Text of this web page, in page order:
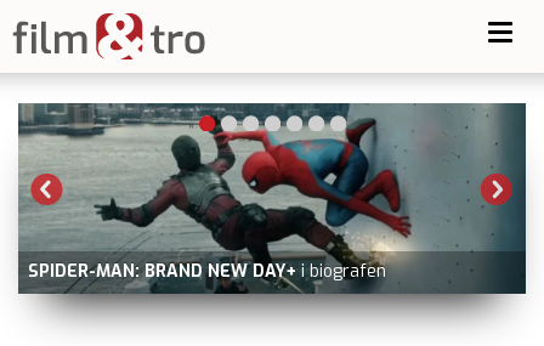
GOLDA nu på Prime Video udover filmstriben.dk, dvd og
ray